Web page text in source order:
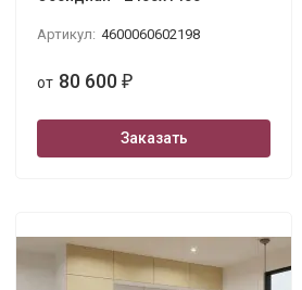
Артикул: 4600060602198
от 80 600 ₽
Заказать